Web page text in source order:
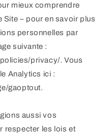
mieux comprendre
Site – pour en savoir plus
personnelles par
suivante :
privacy/. Vous
Analytics ici :
gaoptout.
aussi vos
respecter les lois et